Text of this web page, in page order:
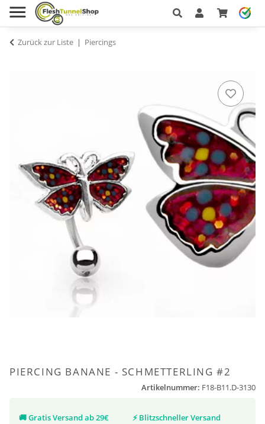
Zurück zur Liste Piercings
PIERCING BANANE - SCHMETTERLING #2
Artikelnummer: F18-B11.D-3130
🚚Gratis Versand ab 29€ ⚡ Blitzschneller Versand